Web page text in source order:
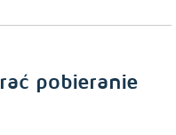
pobieranie